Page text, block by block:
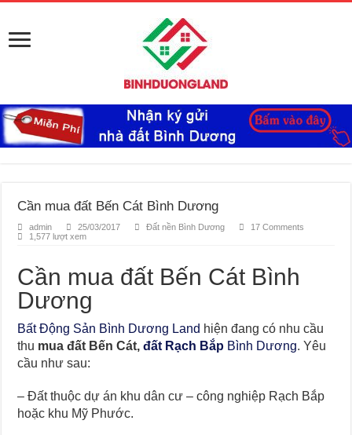
Cần mua đất Bến Cát Bình Dương
admin 25/03/2017 Đất nền Bình Dương
17 Comments
1,577 lượt xem
Cần mua đất Bến Cát Bình
Dương
Bất Động Sản Bình Dương Land hiện đang có nhu cầu
thu mua đất Bến Cát,đất Rạch Bắp Bình Dương. Yêu
cầu như sau:
– Đất thuộc dự án khu dân cư – công nghiệp Rạch Bắp
hoặc khu Mỹ Phước.